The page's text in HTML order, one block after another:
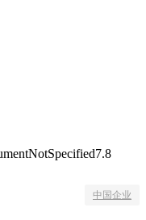
中国企业